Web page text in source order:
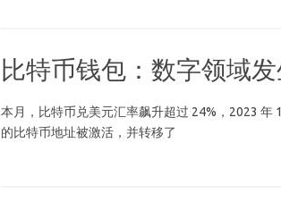
比特币钱包：数字领域
本月，比特币兑美元汇率飙升超过 24%，2023 年
的比特币地址被激活，并转移了